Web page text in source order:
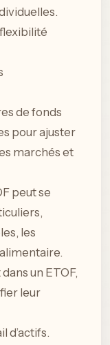
de fonds
pour ajuster
marchés et
peut se
les
un ETOF,
leur
d’actifs.